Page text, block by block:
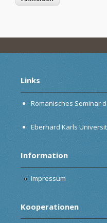
Links
Romanisches Seminar
Eberhard Karls
Information
Impressum
Kooperationen